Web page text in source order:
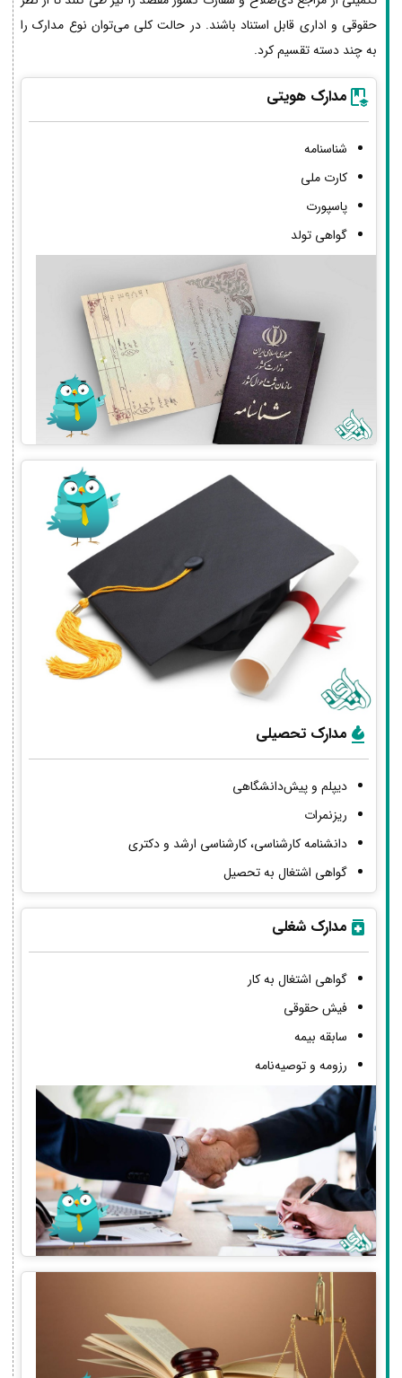
حقوقی و اداری قابل استناد باشند. در حالت کلی می‌توان نوع مدارک را
به چند دسته تقسیم کرد.
مدارک هویتی
شناسنامه
کارت ملی
پاسپورت
گواهی تولد
مدارک تحصیلی
دیپلم و پیش‌دانشگاهی
ریزنمرات
دانشنامه کارشناسی، کارشناسی ارشد و دکتری
گواهی اشتغال به تحصیل
مدارک شغلی
گواهی اشتغال به کار
فیش حقوقی
سابقه بیمه
رزومه و توصیه‌نامه